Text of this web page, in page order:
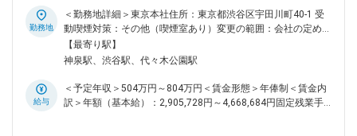
2,200万人を誇る、日本最大級のインターネットメディアプラ
ットフォームへと成長しています。 変更の範囲：会社の定め
る業務
「売る」ミッションです。 Amebaブログについて：国内No.1
のブログサービスです。著名人から主婦まで幅広いブロガーが
ありのままの暮らしを発信しています。 ・月間2000万人が利
用する大規模サービス。芸能人・インフルエンサーも1万人以
膨大なUGCを保有 ・長文コンテンツで信頼性が強く、ブログ
経由のお買い物金額は年間300億円以上 ・日記の延長で収入を
勤務地
＜勤務地詳細＞東京本社住所：東京都渋谷区宇田川町40-1 受
動喫煙対策：その他（喫煙室あり）変更の範囲：会社の定める
事業所（リモートワーク含む）
【最寄り駅】
神泉駅、渋谷駅、代々木公園駅
給与
＜予定年収＞504万円～804万円＜賃金形態＞年俸制＜賃金内
訳＞年額（基本給）：2,905,728円～4,668,684円固定残業手